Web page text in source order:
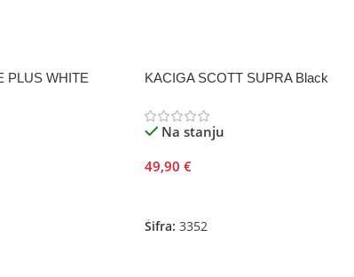
PLUS WHITE KACIGA SCOTT SUPRA Black
Na stanju
49,90 €
Šifra: 3352